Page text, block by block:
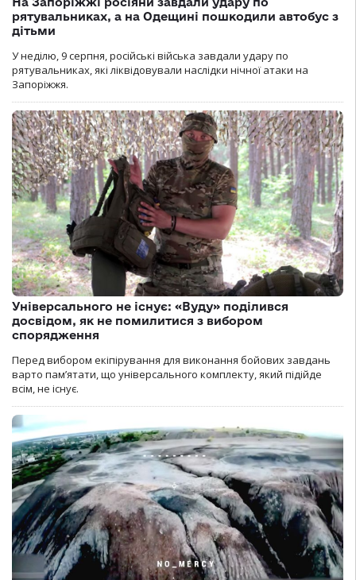
рятувальниках, а на Одещині пошкодили автобус з
дітьми
У неділю, 9 серпня, російські війська завдали удару по
рятувальниках, які ліквідовували наслідки нічної атаки на
Запоріжжя.
Універсального не існує: «Вуду» поділився
досвідом, як не помилитися з вибором
спорядження
Перед вибором екіпірування для виконання бойових завдань
варто пам’ятати, що універсального комплекту, який підійде
всім, не існує.